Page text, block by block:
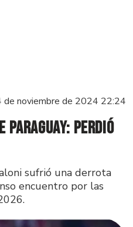
de noviembre de 2024 22:24
Paraguay: perdió
sufrió una derrota
encuentro por las